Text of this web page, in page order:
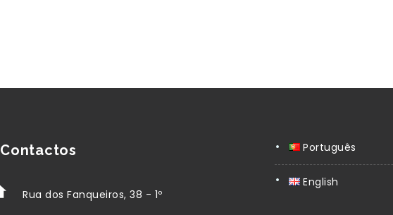
Contactos
Rua dos Fanqueiros, 38 - 1º
Português
English